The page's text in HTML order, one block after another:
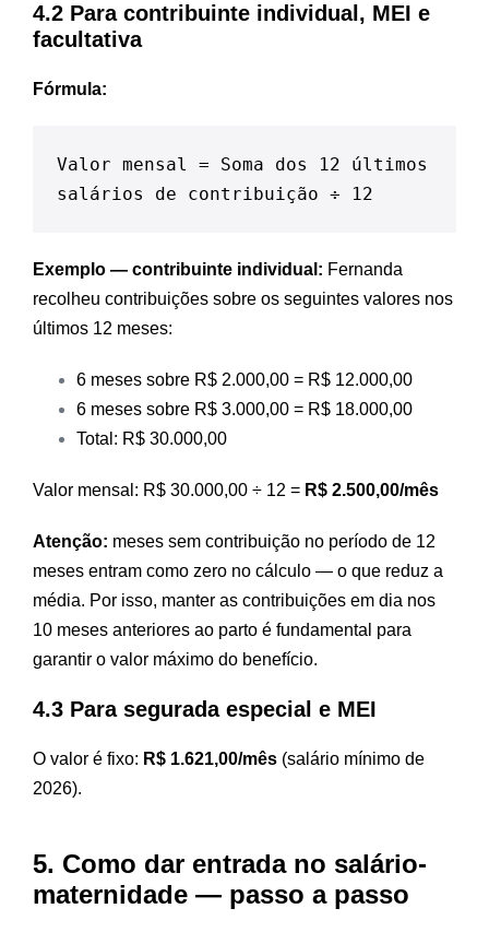
4.2 Para contribuinte individual, MEI e
facultativa
Fórmula:
Valor mensal = Soma dos 12 últimos
salários de contribuição ÷ 12
Exemplo — contribuinte individual: Fernanda
recolheu contribuições sobre os seguintes valores nos
últimos 12 meses:
6 meses sobre R$ 2.000,00 = R$ 12.000,00
6 meses sobre R$ 3.000,00 = R$ 18.000,00
Total: R$ 30.000,00
Valor mensal: R$ 30.000,00 ÷ 12 = R$ 2.500,00/mês
Atenção: meses sem contribuição no período de 12
meses entram como zero no cálculo — o que reduz a
média. Por isso, manter as contribuições em dia nos
10 meses anteriores ao parto é fundamental para
garantir o valor máximo do benefício.
4.3 Para segurada especial e MEI
O valor é fixo: R$ 1.621,00/mês (salário mínimo de
2026).
5. Como dar entrada no salário-
maternidade — passo a passo